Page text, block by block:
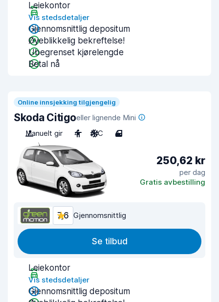
Leiekontor
Vis stedsdetaljer
Gjennomsnittlig depositum
Øyeblikkelig bekreftelse!
Ubegrenset kjørelengde
Betal nå
Online innsjekking tilgjengelig
Skoda Citigoeller lignende Mini
Manuelt gir
4 A/C 4
250,62 kr
per dag
Gratis avbestilling
7,6 Gjennomsnittlig
Se tilbud
Leiekontor
Vis stedsdetaljer
Gjennomsnittlig depositum